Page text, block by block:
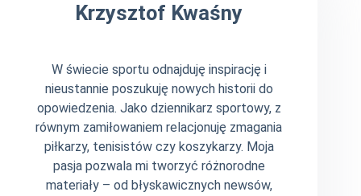
Krzysztof Kwaśny
W świecie sportu odnajduję inspirację i
nieustannie poszukuję nowych historii do
opowiedzenia. Jako dziennikarz sportowy, z
równym zamiłowaniem relacjonuję zmagania
piłkarzy, tenisistów czy koszykarzy. Moja
pasja pozwala mi tworzyć różnorodne
materiały – od błyskawicznych newsów,